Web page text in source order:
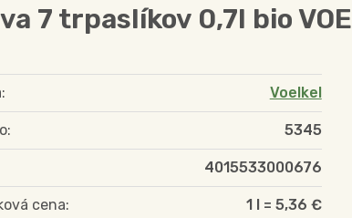
7 trpaslíkov 0,7l bio VOE
Voelkel
5345
4015533000676
cena: 1 l = 5,36 €